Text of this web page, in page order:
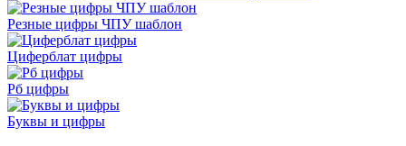
Резные цифры ЧПУ шаблон
Циферблат цифры
Рб цифры
Буквы и цифры